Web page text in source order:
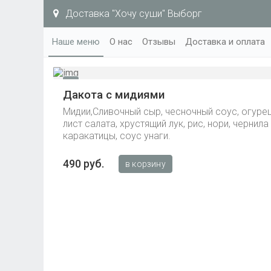
Доставка "Хочу суши" Выборг
Наше меню О нас Отзывы Доставка и оплата
Дакота с мидиями
Мидии,Сливочный сыр, чесночный соус,
лист салата, хрустящий лук, рис, нори, чернила
каракатицы, соус унаги.
490 руб. в корзину